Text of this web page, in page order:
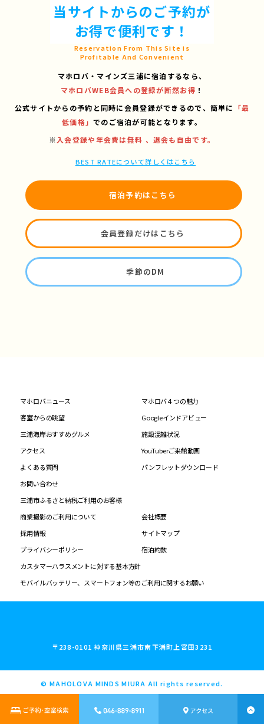
当サイトからのご予約が
お得で便利です！
Reservation From This Site is
Profitable And Convenient
マホロバ・マインズ三浦に宿泊するなら、
マホロバWEB会員への登録が断然お得 ！
公式サイトからの予約と同時に会員登録ができるので、 簡単に 「最
低価格」でのご宿泊が可能となります。
※ 入会登録や年会費は無料 、退会も自由です。
BEST RATEについて詳しくはこちら
宿泊予約はこちら
会員登録だけはこちら
季節のDM
マホロバニュース
マホロバ４つの魅力
客室からの眺望
Googleインドアビュー
三浦海岸おすすめグルメ
施設混雑状況
アクセス
YouTuberご来館動画
よくある質問
パンフレットダウンロード
お問い合わせ
三浦市ふるさと納税ご利用のお客様
商業撮影のご利用について
会社概要
採用情報
サイトマップ
プライバシーポリシー
宿泊約款
カスタマーハラスメントに対する基本方針
モバイルバッテリー、スマートフォン等のご利用に関するお願い
〒238-0101 神奈川県三浦市南下浦町上宮田3231
© MAHOLOVA MINDS MIURA All rights reserved.